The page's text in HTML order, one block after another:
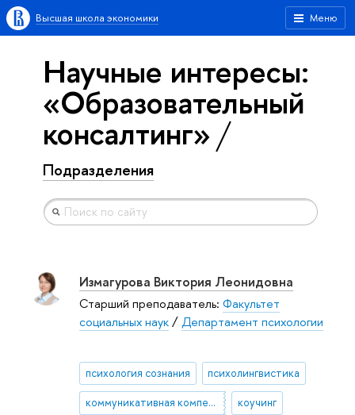
Меню
Высшая школа экономики
Научные интересы:
«Образовательный
консалтинг»
Подразделения
Измагурова Виктория Леонидовна
Старший преподаватель: Факультет
социальных наук/Департамент психологии
психология сознания психолингвистика
коммуникативная компетентность коучинг